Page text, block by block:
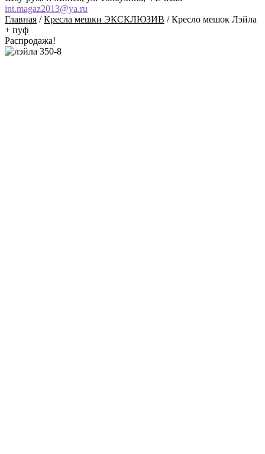
int.magaz2013@ya.ru
Главная /Кресла мешки ЭКСКЛЮЗИВ /Кресло мешок Лэйла
+ пуф
Распродажа!